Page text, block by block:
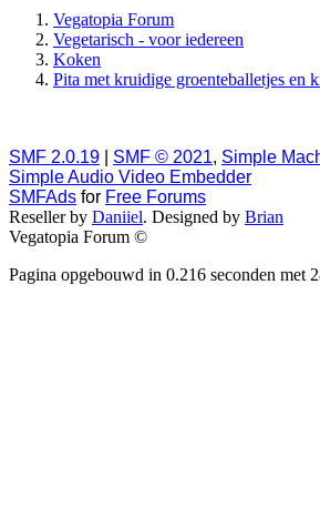
Vegatopia Forum
Vegetarisch - voor iedereen
Koken
Pita met kruidige groenteballetjes en
SMF 2.0.19 SMF © 2021, Simple
Simple Audio Video Embedder
SMFAds for Free Forums
Reseller by Daniiel. Designed by Brian
Vegatopia Forum ©
Pagina opgebouwd in 0.216 seconden met